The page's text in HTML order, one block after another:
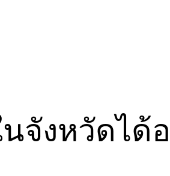
จังหวัดได้